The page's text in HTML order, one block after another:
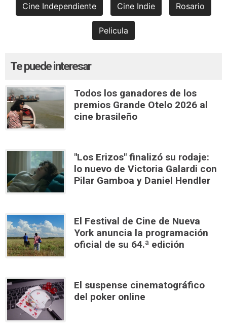
Cine Independiente Cine Indie Rosario
Pelicula
Te puede interesar
Todos los ganadores de los
premios Grande Otelo 2026 al
cine brasileño
"Los Erizos" finalizó su rodaje:
lo nuevo de Victoria Galardi con
Pilar Gamboa y Daniel Hendler
El Festival de Cine de Nueva
York anuncia la programación
oficial de su 64.ª edición
El suspense cinematográfico
del poker online